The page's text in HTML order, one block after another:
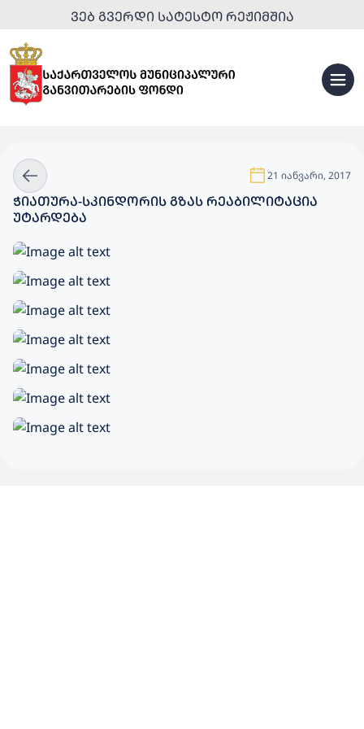
ᲕᲔᲑ ᲒᲕᲔᲠᲓᲘ ᲡᲐᲢᲔᲡᲢᲝ ᲠᲔᲟᲘᲛᲨᲘᲐ
21 იანვარი, 2017
ᲭᲘᲐᲗᲣᲠᲐ-ᲡᲙᲘᲜᲓᲝᲠᲘᲡ ᲒᲖᲐᲡ ᲠᲔᲐᲑᲘᲚᲘᲢᲐᲪᲘᲐ
ᲣᲢᲐᲠᲓᲔᲑᲐ